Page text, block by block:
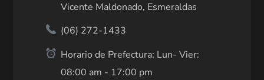
Vicente Maldonado, Esmeraldas
(06) 272-1433
Horario de Prefectura: Lun- Vier:
08:00 am - 17:00 pm